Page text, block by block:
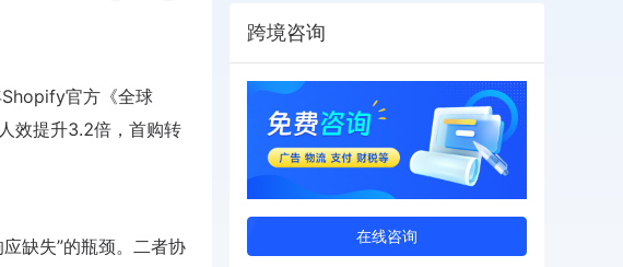
官方《全球
效提升3.2倍，首购转
缺失”的瓶颈。二者协
跨境咨询
在线咨询